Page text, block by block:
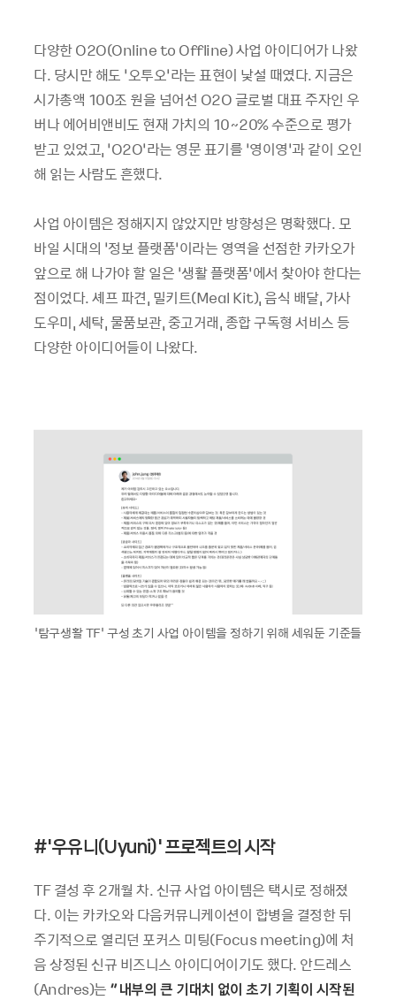
다양한 O2O(Online to Offline) 사업 아이디어가 나왔
다. 당시만 해도 ‘오투오’라는 표현이 낯설 때였다. 지금은
시가총액 100조 원을 넘어선 O2O 글로벌 대표 주자인 우
버나 에어비앤비도 현재 가치의 10~20% 수준으로 평가
받고 있었고, ‘O2O’라는 영문 표기를 ‘영이영’과 같이 오인
해 읽는 사람도 흔했다.
사업 아이템은 정해지지 않았지만 방향성은 명확했다. 모
바일 시대의 ‘정보 플랫폼’이라는 영역을 선점한 카카오가
앞으로 해 나가야 할 일은 ‘생활 플랫폼’에서 찾아야 한다는
점이었다. 셰프 파견, 밀키트(Meal Kit), 음식 배달, 가사
도우미, 세탁, 물품보관, 중고거래, 종합 구독형 서비스 등
다양한 아이디어들이 나왔다.
‘탐구생활 TF’ 구성 초기 사업 아이템을 정하기 위해 세워둔 기준들
#'우유니(Uyuni)’프로젝트의 시작
TF 결성 후 2개월 차. 신규 사업 아이템은 택시로 정해졌
다. 이는 카카오와 다음커뮤니케이션이 합병을 결정한 뒤
주기적으로 열리던 포커스 미팅(Focus meeting)에 처
음 상정된 신규 비즈니스 아이디어이기도 했다. 안드레스
(Andres)는 “내부의 큰 기대치 없이 초기 기획이 시작된